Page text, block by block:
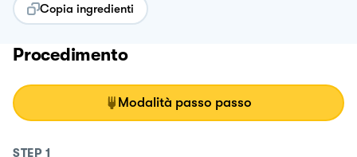
Copia ingredienti
Procedimento
Modalità passo passo
STEP 1